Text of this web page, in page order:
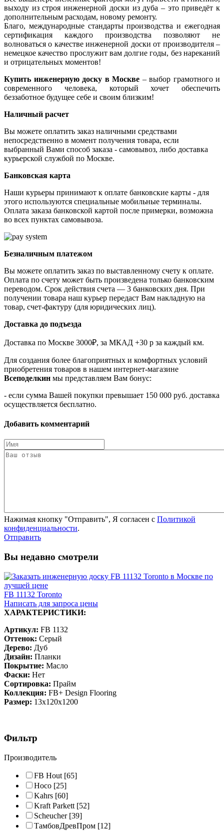
выходу из строя инженерной доски из дуба – это приведёт к
дополнительным расходам, новому ремонту.
Благо, международные стандарты производства и ежегодная
сертификация каждого производства позволяют не
волноваться о качестве инженерной доски от производителя –
немецкое качество прослужит вам долгие годы, без нареканий
и отрицательных моментов!
Купить инженерную доску в Москве – выбор грамотного и
современного человека, который хочет обеспечить
беззаботное будущее себе и своим близким!
Наличный расчет
Вы можете оплатить заказ наличными средствами
непосредственно в момент получения товара, если
выбранный Вами способ заказа - самовывоз, либо доставка
курьерской службой по Москве.
Банковская карта
Наши курьеры принимают к оплате банковские карты - для
этого используются специальные мобильные терминалы.
Оплата заказа банковской картой после примерки, возможна
во всех пунктах самовывоза.
Безналичным платежом
Вы можете оплатить заказ по выставленному счету к оплате.
Оплата по счету может быть произведена только банковским
переводом. Срок действия счета — 3 банковских дня. При
получении товара наш курьер передаст Вам накладную на
товар, счет-фактуру (для юридических лиц).
Доставка до подъезда
Доставка по Москве 3000₽, за МКАД +30 р за каждый км.
Для создания более благоприятных и комфортных условий
приобретения товаров в нашем интернет-магазине
Всеподелкин мы представляем Вам бонус:
- если сумма Вашей покупки превышает 150 000 руб. доставка
осуществляется бесплатно.
Добавить комментарий
Нажимая кнопку "Отправить", Я согласен с Политикой
конфиденциальности.
Отправить
Вы недавно смотрели
FB 11132 Toronto
Написать для запроса цены
ХАРАКТЕРИСТИКИ:
Артикул: FB 1132
Оттенок: Серый
Дерево: Дуб
Дизайн: Планки
Покрытие: Масло
Фаски: Нет
Сортировка: Прайм
Коллекция: FB+ Design Flooring
Размер: 13x120x1200
Фильтр
Производитель
FB Hout [65]
Hoco [25]
Kahrs [60]
Kraft Parkett [52]
Scheucher[39]
ТамбовДревПром [12]